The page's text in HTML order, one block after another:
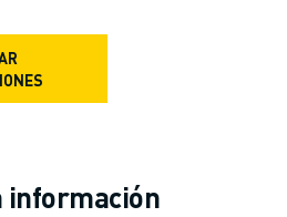
información